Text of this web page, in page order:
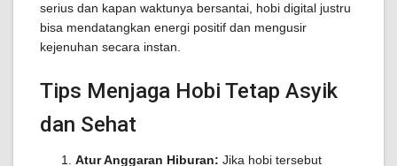
serius dan kapan waktunya bersantai, hobi digital justru
bisa mendatangkan energi positif dan mengusir
kejenuhan secara instan.
Tips Menjaga Hobi Tetap Asyik
dan Sehat
Atur Anggaran Hiburan: Jika hobi tersebut